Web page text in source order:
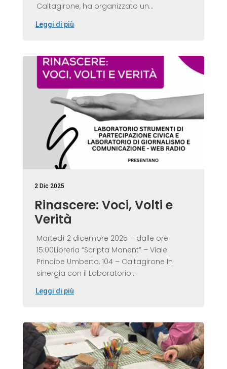
Caltagirone, ha organizzato un...
Leggi di più
2 Dic 2025
Rinascere: Voci, Volti e
Verità
Martedì 2 dicembre 2025 – dalle ore
15:00Libreria “Scripta Manent” – Viale
Principe Umberto, 104 – Caltagirone In
sinergia con il Laboratorio...
Leggi di più